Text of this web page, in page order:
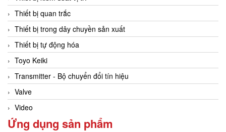
Thiết bị quan trắc
Thiết bị trong dây chuyền sản xuất
Thiết bị tự động hóa
Toyo Keiki
Transmitter - Bộ chuyển đổi tín hiệu
Valve
Video
Ứng dụng sản phẩm